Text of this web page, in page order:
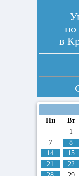
по
в
Пн
Вт
1
7
8
14
15
21
22